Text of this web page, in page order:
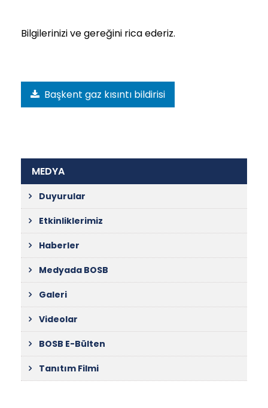
Bilgilerinizi ve gereğini rica ederiz.
Başkent gaz kısıntı bildirisi
MEDYA
Duyurular
Etkinliklerimiz
Haberler
Medyada BOSB
Galeri
Videolar
BOSB E-Bülten
Tanıtım Filmi